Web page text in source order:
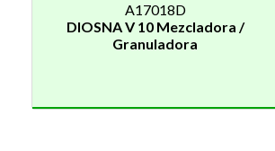
A17018D
DIOSNA V 10 Mezcladora /
Granuladora